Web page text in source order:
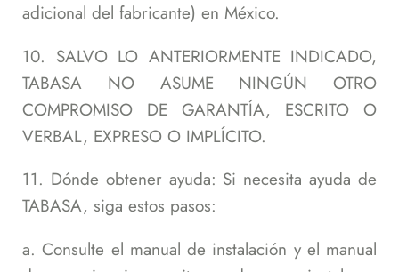
adicional del fabricante) en México.
10. SALVO LO ANTERIORMENTE INDICADO,
TABASA NO ASUME NINGÚN OTRO
COMPROMISO DE GARANTÍA, ESCRITO O
VERBAL, EXPRESO O IMPLÍCITO.
11. Dónde obtener ayuda: Si necesita ayuda de
TABASA, siga estos pasos:
a. Consulte el manual de instalación y el manual